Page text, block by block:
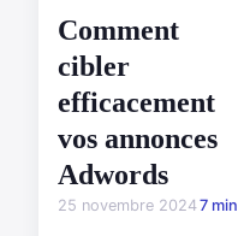
Comment
cibler
efficacement
vos annonces
Adwords
25 novembre 20247 min